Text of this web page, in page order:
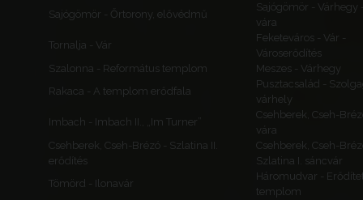
Sajógömör - Őrtorony, elővédmű
Sajógömör - Várhegy
vára
Tornalja - Vár
Feketeváros - Vár -
Városerődítés
Szalonna - Református templom
Meszes - Várhegy
Rakaca - A templom erődfala
Pusztacsalád -
várhely
Imbach - Imbach II., „Im Turner”
Csehberek, Cseh-
vára
Csehberek, Cseh-Brézó - Szlatina II.
erődítés
Csehberek, Cseh-
Szlatina I. sáncvár
Tömörd - Ilonavár
Háromudvar -
templom